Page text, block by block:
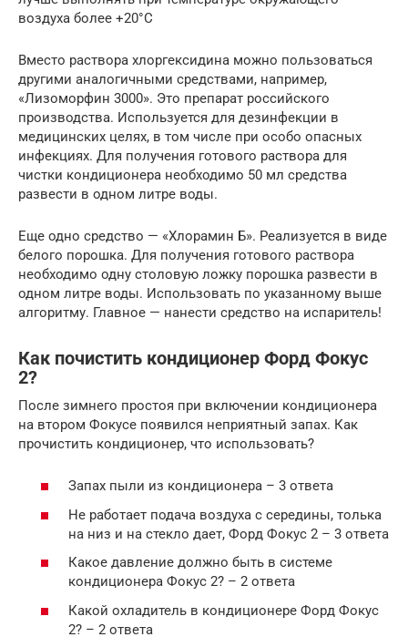
воздуха более +20°С
Вместо раствора хлоргексидина можно пользоваться
другими аналогичными средствами, например,
«Лизоморфин 3000». Это препарат российского
производства. Используется для дезинфекции в
медицинских целях, в том числе при особо опасных
инфекциях. Для получения готового раствора для
чистки кондиционера необходимо 50 мл средства
развести в одном литре воды.
Еще одно средство — «Хлорамин Б». Реализуется в виде
белого порошка. Для получения готового раствора
необходимо одну столовую ложку порошка развести в
одном литре воды. Использовать по указанному выше
алгоритму. Главное — нанести средство на испаритель!
Как почистить кондиционер Форд Фокус
2?
После зимнего простоя при включении кондиционера
на втором Фокусе появился неприятный запах. Как
прочистить кондиционер, что использовать?
Запах пыли из кондиционера – 3 ответа
Не работает подача воздуха с середины, толька
на низ и на стекло дает, Форд Фокус 2 – 3 ответа
Какое давление должно быть в системе
кондиционера Фокус 2? – 2 ответа
Какой охладитель в кондиционере Форд Фокус
2? – 2 ответа